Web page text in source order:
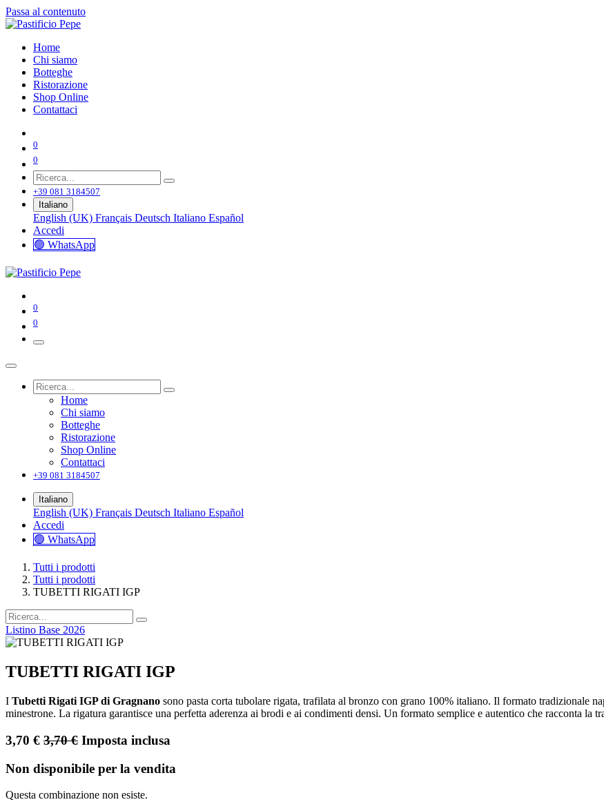
Passa al contenuto
Home
Chi siamo
Botteghe
Ristorazione
Shop Online
Contattaci
0
0
+39 081 3184507
Italiano
English (UK) Français Deutsch Italiano Español
Accedi
🟢 WhatsApp
0
0
Home
Chi siamo
Botteghe
Ristorazione
Shop Online
Contattaci
+39 081 3184507
Italiano
English (UK) Français Deutsch Italiano Español
Accedi
🟢 WhatsApp
Tutti i prodotti
Tutti i prodotti
TUBETTI RIGATI IGP
Listino Base 2026
TUBETTI RIGATI IGP
I Tubetti Rigati IGP di Gragnano sono pasta corta tubolare rigata, trafilata al bronzo con grano 100% italiano. Il formato tradizionale
minestrone. La rigatura garantisce una perfetta aderenza ai brodi e ai condimenti densi. Un formato semplice e autentico che racconta la
3,70 € 3,70€ Imposta inclusa
Non disponibile per la vendita
Questa combinazione non esiste.